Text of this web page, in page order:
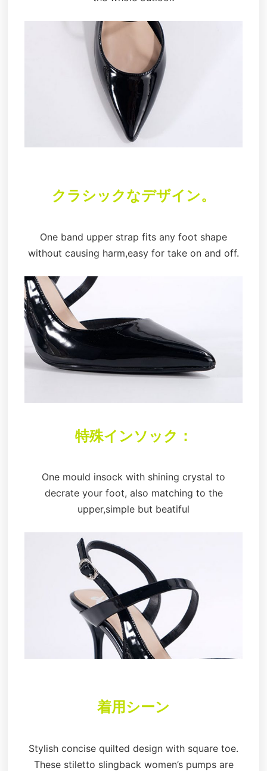
クラシックなデザイン。
One band upper strap fits any foot shape
without causing harm,easy for take on and off.
特殊インソック：
One mould insock with shining crystal to
decrate your foot, also matching to the
upper,simple but beatiful
着用シーン
Stylish concise quilted design with square toe.
These stiletto slingback women’s pumps are